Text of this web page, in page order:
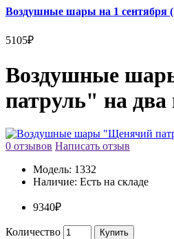
Воздушные шары на 1 сентября
5105₽
Воздушные
патруль" на два
0 отзывов Написать отзыв
Модель: 1332
Наличие: Есть на складе
9340₽
Количество
Купить